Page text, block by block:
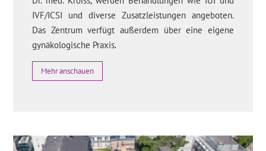
IVF/ICSI und diverse Zusatzleistungen angeboten.
Das Zentrum verfügt außerdem über eine eigene
gynäkologische Praxis.
Mehr anschauen